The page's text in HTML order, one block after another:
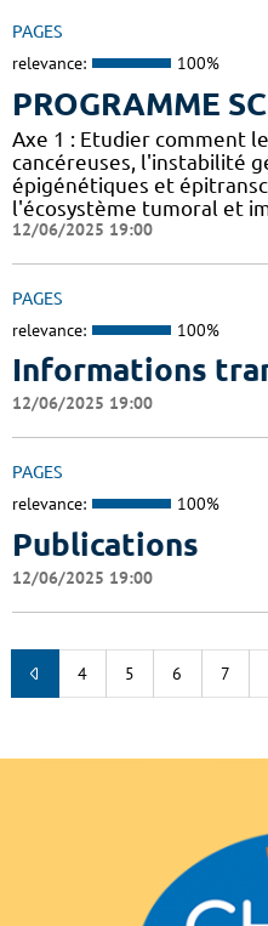
PAGES
relevance: 100%
PROGRAMME
Axe 1 : Etudier comment
cancéreuses, l'instabilité
épigénétiques et
l'écosystème tumoral et
12/06/2025 19:00
PAGES
relevance: 100%
Informations
12/06/2025 19:00
PAGES
relevance: 100%
Publications
12/06/2025 19:00
4 5 6 7